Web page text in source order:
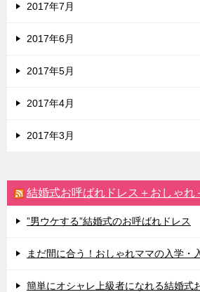
2017年7月
2017年6月
2017年5月
2017年4月
2017年3月
結婚式お呼ばれドレス＋おしゃれ
”男ウケする”結婚式のお呼ばれドレス
まだ間に合う！おしゃれママの入学・
簡単にオシャレ上級者になれる結婚式